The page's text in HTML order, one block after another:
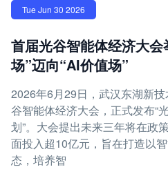
Tue Jun 30 2026
首届光谷智能体经济大
场”迈向“AI价值场”
2026年6月29日，武汉东湖新
谷智能体经济大会，正式发布“
划”。大会提出未来三年将在政
面投入超10亿元，旨在打造以
态，培养智